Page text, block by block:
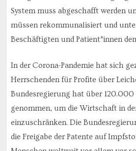
System muss abgeschafft werden
müssen rekommunalisiert und
Beschäftigten und Patient*innen
In der Corona-Pandemie hat sich
Herrschenden für Profite über
Bundesregierung hat über 120.000
genommen, um die Wirtschaft in
einzuschränken. Die
die Freigabe der Patente auf